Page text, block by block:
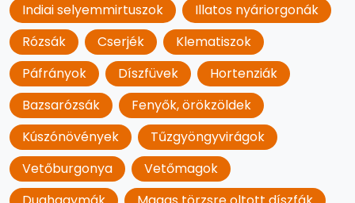
Indiai selyemmirtuszok
Illatos nyáriorgonák
Rózsák
Cserjék
Klematiszok
Páfrányok
Díszfüvek
Hortenziák
Bazsarózsák
Fenyők, örökzöldek
Kúszónövények
Tűzgyöngyvirágok
Vetőburgonya
Vetőmagok